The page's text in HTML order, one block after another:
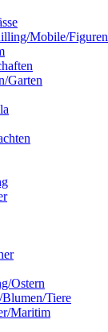
Mobile/Figuren
Garten
Ostern
Blumen/Tiere
Maritim